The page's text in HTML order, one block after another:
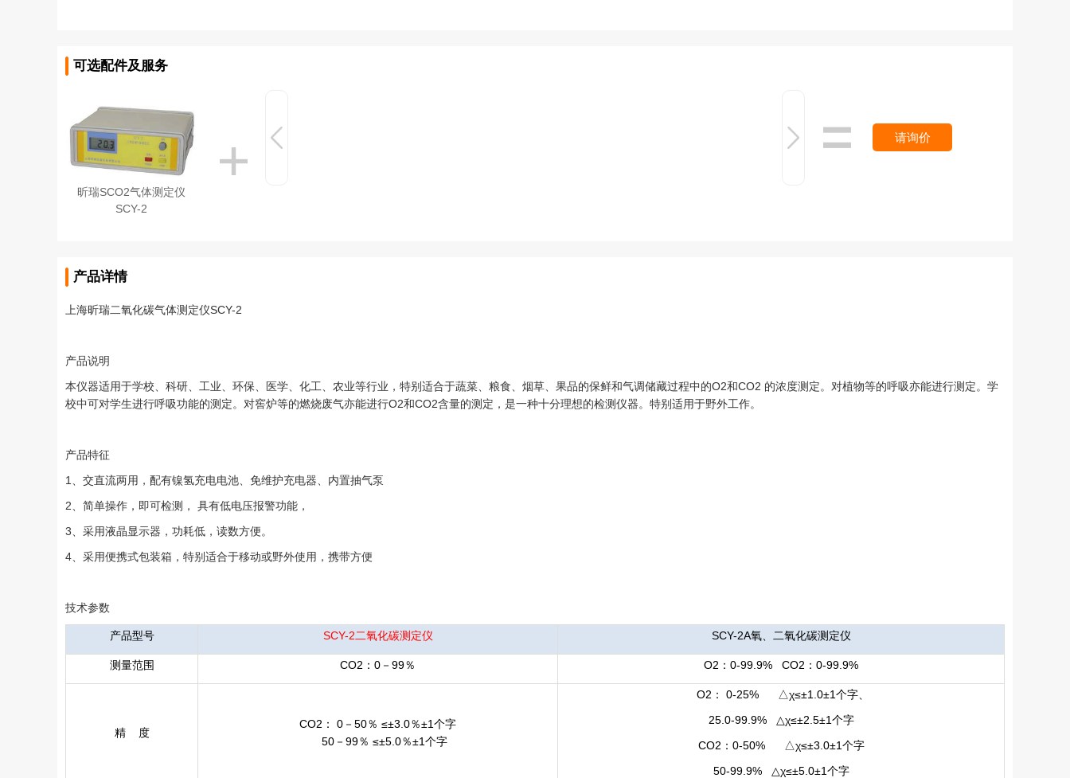
可选配件及服务
昕瑞SCO2气体测定仪
SCY-2
请询价
产品详情
上海昕瑞二氧化碳气体测定仪SCY-2
产品说明
本仪器适用于学校、科研、工业、环保、医学、化工、农业等行业，特别适合于蔬菜、粮食、烟草、果品的保鲜和气调储藏过程中的O2和CO2 的浓度测定。对植物等的呼吸亦能进行测定。学
校中可对学生进行呼吸功能的测定。对窖炉等的燃烧废气亦能进行O2和CO2含量的测定，是一种十分理想的检测仪器。特别适用于野外工作。
产品特征
1、交直流两用，配有镍氢充电电池、免维护充电器、内置抽气泵
2、简单操作，即可检测， 具有低电压报警功能，
3、采用液晶显示器，功耗低，读数方便。
4、采用便携式包装箱，特别适合于移动或野外使用，携带方便
技术参数
产品型号 SCY-2二氧化碳测定仪 SCY-2A氧、二氧化碳测定仪
测量范围 CO2：0－99％ O2：0-99.9% CO2：0-99.9%
精 度
CO2： 0－50％ ≤±3.0％±1个字
50－99％ ≤±5.0％±1个字
O2： 0-25% △χ≤±1.0±1个字、
25.0-99.9% △χ≤±2.5±1个字
CO2：0-50% △χ≤±3.0±1个字
50-99.9% △χ≤±5.0±1个字